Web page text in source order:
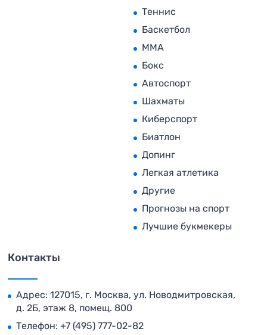
Теннис
Баскетбол
MMA
Бокс
Автоспорт
Шахматы
Киберспорт
Биатлон
Допинг
Легкая атлетика
Другие
Прогнозы на спорт
Лучшие букмекеры
Контакты
Адрес: 127015, г. Москва, ул. Новодмитровская,
д. 2Б, этаж 8, помещ. 800
Телефон: +7 (495) 777-02-82